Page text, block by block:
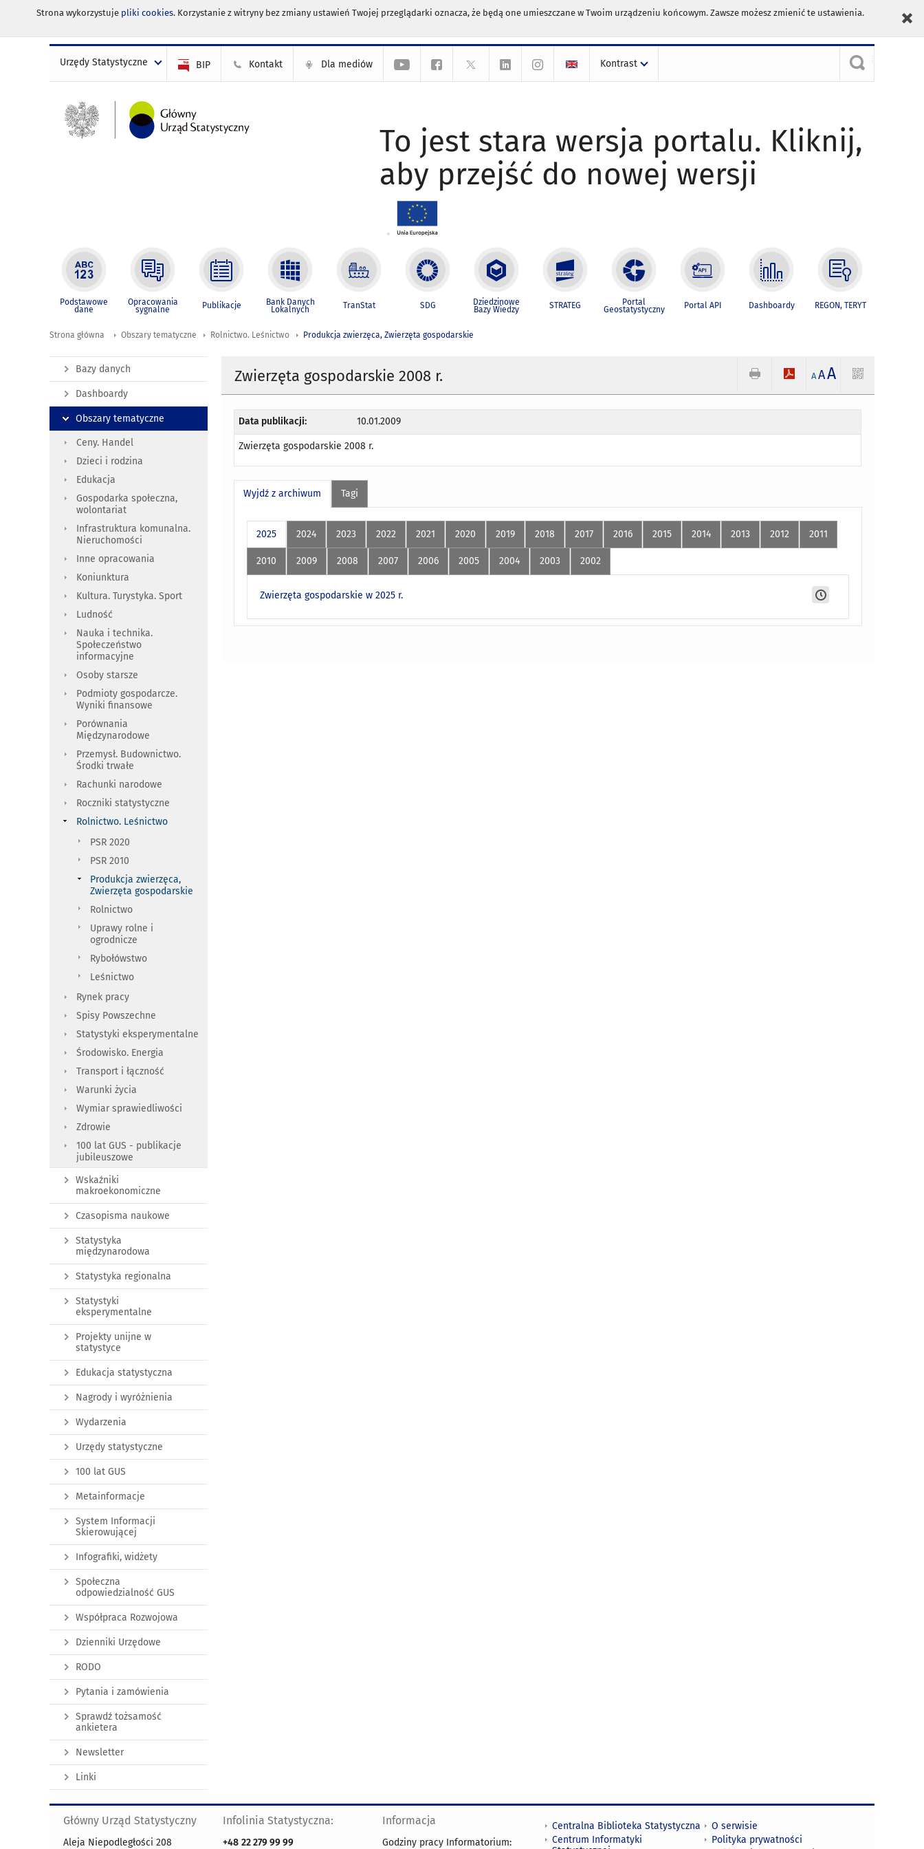
Strona wykorzystuje pliki cookies. Korzystanie z witryny bez zmiany ustawień Twojej przeglądarki oznacza, że będą one umieszczane w Twoim urządzeniu końcowym. Zawsze możesz zmienić te ustawienia.
Urzędy Statystyczne BIP Kontakt Dla mediów Kontrast
To jest stara wersja portalu. Kliknij,
aby przejść do nowej wersji
Podstawowe
dane
Opracowania
sygnalne Publikacje Bank Danych
Lokalnych TranStat SDG Dziedzinowe
Bazy Wiedzy STRATEG Portal
Geostatystyczny Portal API Dashboardy REGON, TERYT
Strona główna Obszary tematyczne Rolnictwo. Leśnictwo Produkcja zwierzęca, Zwierzęta gospodarskie
Zwierzęta gospodarskie 2008 r. A AA
Data publikacji: 10.01.2009
Zwierzęta gospodarskie 2008 r.
Wyjdź z archiwum Tagi
2025 2024 2023 2022 2021 2020 2019 2018 2017 2016 2015 2014 2013 2012 2011
2010 2009 2008 2007 2006 2005 2004 2003 2002
Zwierzęta gospodarskie w 2025 r.
Bazy danych
Dashboardy
Obszary tematyczne
Ceny. Handel
Dzieci i rodzina
Edukacja
Gospodarka społeczna,
wolontariat
Infrastruktura komunalna.
Nieruchomości
Inne opracowania
Koniunktura
Kultura. Turystyka. Sport
Ludność
Nauka i technika.
Społeczeństwo
informacyjne
Osoby starsze
Podmioty gospodarcze.
Wyniki finansowe
Porównania
Międzynarodowe
Przemysł. Budownictwo.
Środki trwałe
Rachunki narodowe
Roczniki statystyczne
Rolnictwo. Leśnictwo
PSR 2020
PSR 2010
Produkcja zwierzęca,
Zwierzęta gospodarskie
Rolnictwo
Uprawy rolne i
ogrodnicze
Rybołówstwo
Leśnictwo
Rynek pracy
Spisy Powszechne
Statystyki eksperymentalne
Środowisko. Energia
Transport i łączność
Warunki życia
Wymiar sprawiedliwości
Zdrowie
100 lat GUS - publikacje
jubileuszowe
Wskaźniki
makroekonomiczne
Czasopisma naukowe
Statystyka
międzynarodowa
Statystyka regionalna
Statystyki
eksperymentalne
Projekty unijne w
statystyce
Edukacja statystyczna
Nagrody i wyróżnienia
Wydarzenia
Urzędy statystyczne
100 lat GUS
Metainformacje
System Informacji
Skierowującej
Infografiki, widżety
Społeczna
odpowiedzialność GUS
Współpraca Rozwojowa
Dzienniki Urzędowe
RODO
Pytania i zamówienia
Sprawdź tożsamość
ankietera
Newsletter
Linki
Główny Urząd Statystyczny
Aleja Niepodległości 208
Infolinia Statystyczna:
+48 22 279 99 99
Informacja
Godziny pracy Informatorium:
Centralna Biblioteka Statystyczna
Centrum Informatyki
O serwisie
Polityka prywatności